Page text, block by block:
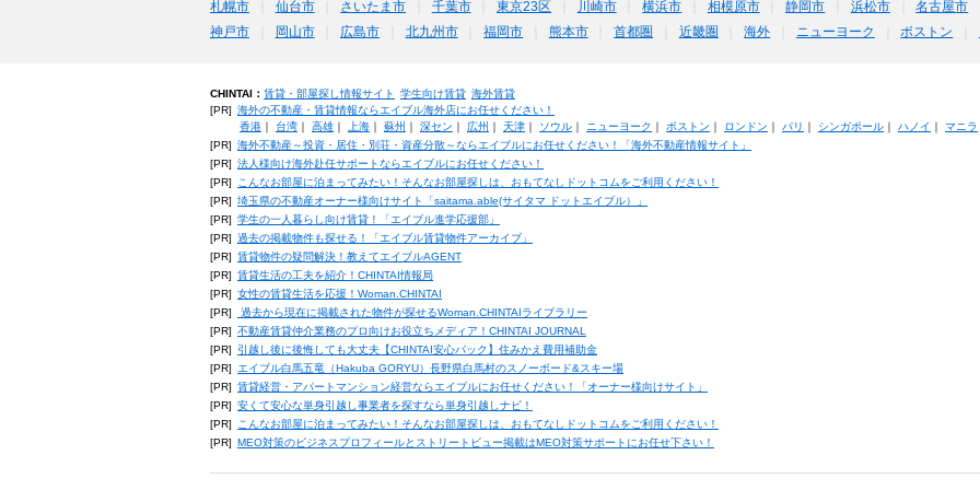
札幌市 仙台市 さいたま市 千葉市 東京23区 川崎市 横浜市 相模原市 静岡市 浜松市 名古屋市
神戸市
岡山市 広島市 北九州市 福岡市 熊本市 首都圏 近畿圏 海外 ニューヨーク ボストン
CHINTAI： 賃貸・部屋探し情報サイト 学生向け賃貸 海外賃貸
[PR] 海外の不動産・賃貸情報ならエイブル海外店にお任せください！
香港｜ 台湾｜ 高雄｜ 上海｜ 蘇州 ｜ 深セン ｜ 広州 ｜ 天津｜ ソウル｜ ニューヨーク ｜ ボストン ｜ ロンドン ｜ パリ ｜ シンガポール｜ ハノイ ｜ マニラ
[PR] 海外不動産～投資・居住・別荘・資産分散～ならエイブルにお任せください！「海外不動産情報サイト」
[PR] 法人様向け海外赴任サポートならエイブルにお任せください！
[PR]
こんなお部屋に泊まってみたい！そんなお部屋探しは、おもてなしドットコムをご利用ください！
[PR] 埼玉県の不動産オーナー様向けサイト「saitama.able(サイタマ ドットエイブル）」
[PR] 学生の一人暮らし向け賃貸！「エイブル進学応援部」
[PR] 過去の掲載物件も探せる！「エイブル賃貸物件アーカイブ」
[PR] 賃貸物件の疑問解決！教えてエイブルAGENT
[PR] 賃貸生活の工夫を紹介！CHINTAI情報局
[PR] 女性の賃貸生活を応援！Woman.CHINTAI
[PR]
過去から現在に掲載された物件が探せるWoman.CHINTAIライブラリー
[PR] 不動産賃貸仲介業務のプロ向けお役立ちメディア！CHINTAI JOURNAL
[PR]
引越し後に後悔しても大丈夫【CHINTAI安心パック】住みかえ費用補助金
[PR]
エイブル白馬五竜（Hakuba GORYU）長野県白馬村のスノーボード&スキー場
[PR] 賃貸経営・アパートマンション経営ならエイブルにお任せください！「オーナー様向けサイト」
[PR] 安くて安心な単身引越し事業者を探すなら単身引越しナビ！
[PR]
こんなお部屋に泊まってみたい！そんなお部屋探しは、おもてなしドットコムをご利用ください！
[PR] MEO対策のビジネスプロフィールとストリートビュー掲載はMEO対策サポートにお任せ下さい！